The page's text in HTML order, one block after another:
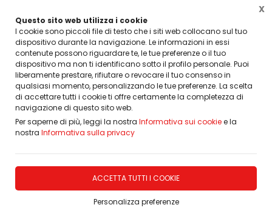
Questo sito web utilizza i cookie
I cookie sono piccoli file di testo che i siti web collocano sul tuo
dispositivo durante la navigazione. Le informazioni in essi
contenute possono riguardare te, le tue preferenze o il tuo
dispositivo ma non ti identificano sotto il profilo personale. Puoi
liberamente prestare, rifiutare o revocare il tuo consenso in
qualsiasi momento, personalizzando le tue preferenze. La scelta
di accettare tutti i cookie ti offre certamente la completezza di
navigazione di questo sito web.
Per saperne di più, leggi la nostra Informativa sui cookiee la
nostra Informativa sulla privacy
ACCETTA TUTTI I COOKIE
Personalizza preferenze
X
Home Porte, Finestre, Infissi, Arredamento PORTE INTERNE MODERNE IMIC